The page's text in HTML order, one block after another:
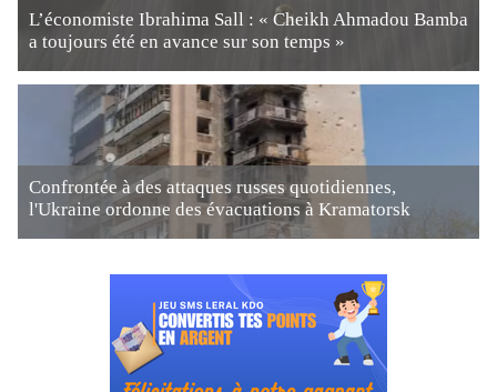
L’économiste Ibrahima Sall : « Cheikh Ahmadou Bamba
a toujours été en avance sur son temps »
Confrontée à des attaques russes quotidiennes,
l'Ukraine ordonne des évacuations à Kramatorsk